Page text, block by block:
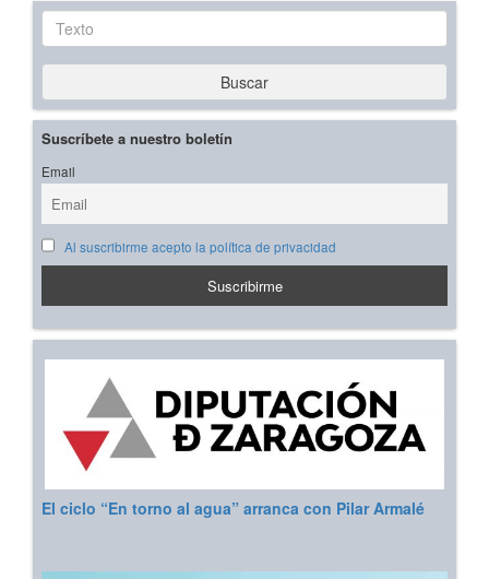
Texto
Buscar
Suscríbete a nuestro boletín
Email
Al suscribirme acepto la política de privacidad
El ciclo “En torno al agua” arranca con Pilar Armalé